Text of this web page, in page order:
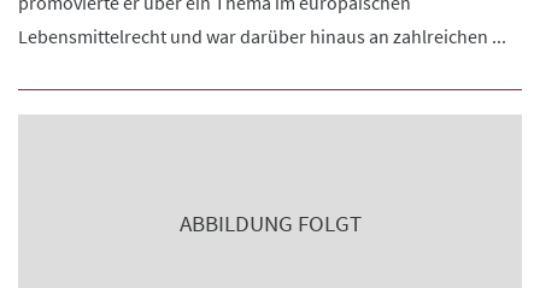
Lebensmittelrecht und war darüber hinaus an zahlreichen ...
ABBILDUNG FOLGT